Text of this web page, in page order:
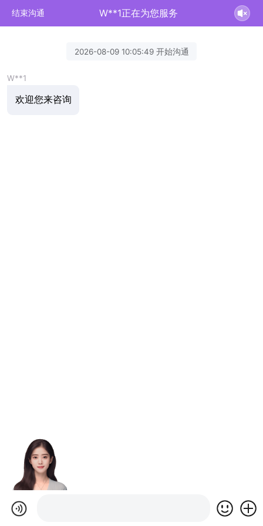
结束沟通 W**1正在为您服务
2026-08-09 10:05:49 开始沟通
W**1
欢迎您来咨询